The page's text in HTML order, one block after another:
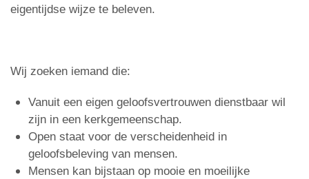
eigentijdse wijze te beleven.
Wij zoeken iemand die:
Vanuit een eigen geloofsvertrouwen dienstbaar wil
zijn in een kerkgemeenschap.
Open staat voor de verscheidenheid in
geloofsbeleving van mensen.
Mensen kan bijstaan op mooie en moeilijke